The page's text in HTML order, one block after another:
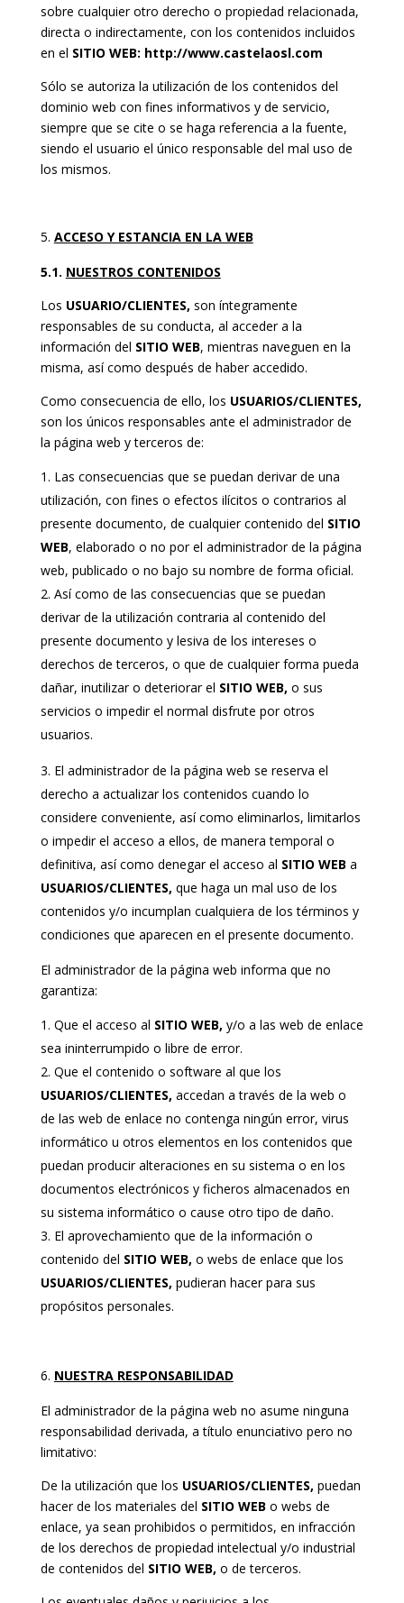
sobre cualquier otro derecho o propiedad relacionada,
directa o indirectamente, con los contenidos incluidos
en el SITIO WEB: http://www.castelaosl.com
Sólo se autoriza la utilización de los contenidos del
dominio web con fines informativos y de servicio,
siempre que se cite o se haga referencia a la fuente,
siendo el usuario el único responsable del mal uso de
los mismos.
ACCESO Y ESTANCIA EN LA WEB
5.1. NUESTROS CONTENIDOS
Los USUARIO/CLIENTES, son íntegramente
responsables de su conducta, al acceder a la
información del SITIO WEB, mientras naveguen en la
misma, así como después de haber accedido.
Como consecuencia de ello, los USUARIOS/CLIENTES,
son los únicos responsables ante el administrador de
la página web y terceros de:
Las consecuencias que se puedan derivar de una
utilización, con fines o efectos ilícitos o contrarios al
presente documento, de cualquier contenido del SITIO
WEB, elaborado o no por el administrador de la página
web, publicado o no bajo su nombre de forma oficial.
Así como de las consecuencias que se puedan
derivar de la utilización contraria al contenido del
presente documento y lesiva de los intereses o
derechos de terceros, o que de cualquier forma pueda
dañar, inutilizar o deteriorar el SITIO WEB, o sus
servicios o impedir el normal disfrute por otros
usuarios.
El administrador de la página web se reserva el
derecho a actualizar los contenidos cuando lo
considere conveniente, así como eliminarlos, limitarlos
o impedir el acceso a ellos, de manera temporal o
definitiva, así como denegar el acceso al SITIO WEB a
USUARIOS/CLIENTES, que haga un mal uso de los
contenidos y/o incumplan cualquiera de los términos y
condiciones que aparecen en el presente documento.
El administrador de la página web informa que no
garantiza:
Que el acceso al SITIO WEB, y/o a las web de enlace
sea ininterrumpido o libre de error.
Que el contenido o software al que los
USUARIOS/CLIENTES, accedan a través de la web o
de las web de enlace no contenga ningún error, virus
informático u otros elementos en los contenidos que
puedan producir alteraciones en su sistema o en los
documentos electrónicos y ficheros almacenados en
su sistema informático o cause otro tipo de daño.
El aprovechamiento que de la información o
contenido del SITIO WEB, o webs de enlace que los
USUARIOS/CLIENTES, pudieran hacer para sus
propósitos personales.
NUESTRA RESPONSABILIDAD
El administrador de la página web no asume ninguna
responsabilidad derivada, a título enunciativo pero no
limitativo:
De la utilización que los USUARIOS/CLIENTES, puedan
hacer de los materiales del SITIO WEB o webs de
enlace, ya sean prohibidos o permitidos, en infracción
de los derechos de propiedad intelectual y/o industrial
de contenidos del SITIO WEB, o de terceros.